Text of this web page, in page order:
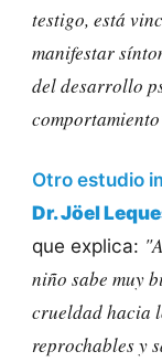
testigo, está
manifestar
del desarrollo
comportamient
Otro estudio
Dr. Jöel
que explica:
niño sabe muy
crueldad hacia
reprochables y